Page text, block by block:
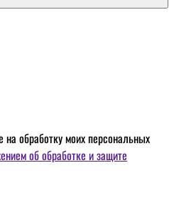
на обработку моих персональных
об обработке и защите